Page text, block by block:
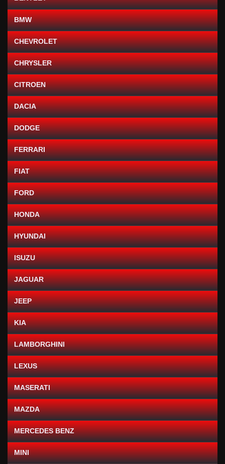
BMW
CHEVROLET
CHRYSLER
CITROEN
DACIA
DODGE
FERRARI
FIAT
FORD
HONDA
HYUNDAI
ISUZU
JAGUAR
JEEP
KIA
LAMBORGHINI
LEXUS
MASERATI
MAZDA
MERCEDES BENZ
MINI